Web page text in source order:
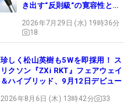
き出す“反則級”の寛容性と飛
2026年7月29日 (水) 19時36分
18
珍しく松山英樹も5Wを即採用！ ス
リクソン『ZXi RKT』フェアウェイ
＆ハイブリッド、9月12日デビュー
2026年8月6日 (木) 13時42分 33